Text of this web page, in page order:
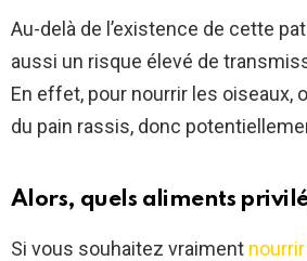
A
— France 3
(@F3Alsace)
Au-delà de l’existence de cette
aussi un risque élevé de
En effet, pour nourrir les oiseaux,
du pain rassis, donc
Alors, quels aliments
Si vous souhaitez vraiment